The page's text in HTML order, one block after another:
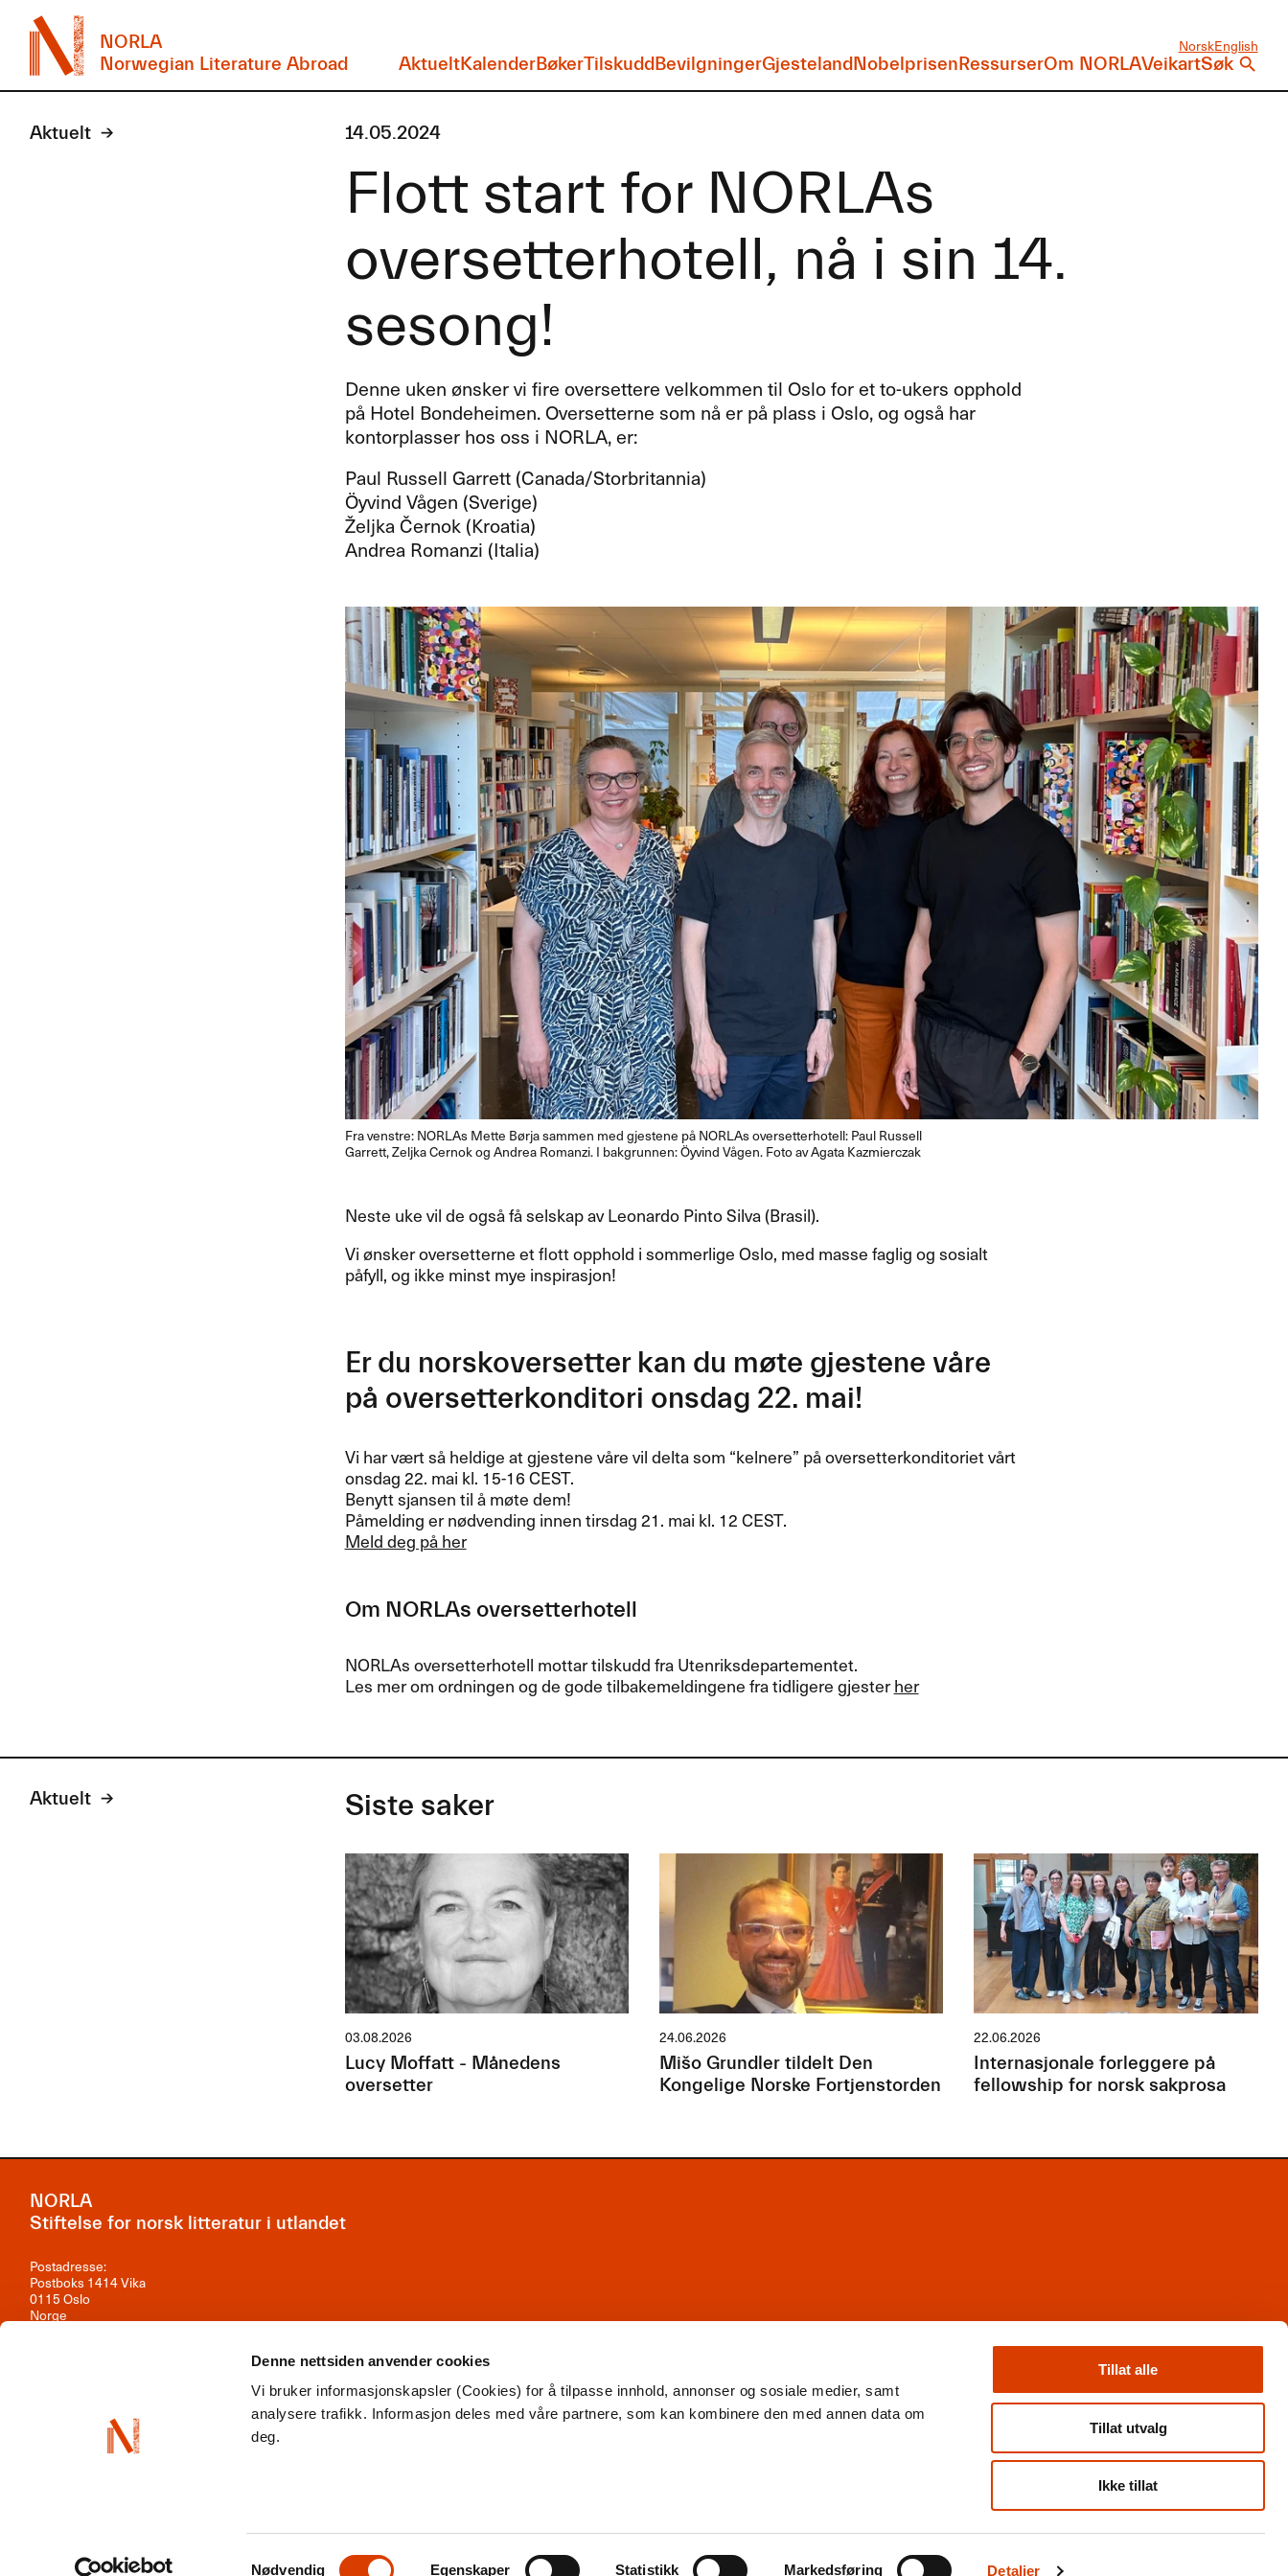
Denne nettsiden anvender cookies
Vi bruker informasjonskapsler (Cookies) for å tilpasse innhold, annonser og sosiale medier, samt
analysere trafikk. Informasjon deles med våre partnere, som kan kombinere den med annen data om
deg.
Samtykkevalg
Nødvendig Egenskaper Statistikk Markedsføring Detaljer
Tillat alle
Tillat utvalg
Ikke tillat
NORLA
Norwegian Literature Abroad
NorskEnglish
AktueltKalenderBøkerTilskuddBevilgningerGjestelandNobelprisenRessurserOm NORLAVeikartSøk
Aktuelt 14.05.2024
Flott start for NORLAs
oversetterhotell, nå i sin 14.
sesong!
Denne uken ønsker vi fire oversettere velkommen til Oslo for et to-ukers opphold
på Hotel Bondeheimen. Oversetterne som nå er på plass i Oslo, og også har
kontorplasser hos oss i NORLA, er:
Paul Russell Garrett (Canada/Storbritannia)
Öyvind Vågen (Sverige)
Željka Černok (Kroatia)
Andrea Romanzi (Italia)
Fra venstre: NORLAs Mette Børja sammen med gjestene på NORLAs oversetterhotell: Paul Russell
Garrett, Zeljka Cernok og Andrea Romanzi. I bakgrunnen: Öyvind Vågen. Foto av Agata Kazmierczak
Neste uke vil de også få selskap av Leonardo Pinto Silva (Brasil).
Vi ønsker oversetterne et flott opphold i sommerlige Oslo, med masse faglig og sosialt
påfyll, og ikke minst mye inspirasjon!
Er du norskoversetter kan du møte gjestene våre
på oversetterkonditori onsdag 22. mai!
Vi har vært så heldige at gjestene våre vil delta som “kelnere” på oversetterkonditoriet vårt
onsdag 22. mai kl. 15-16CEST.
Benytt sjansen til å møte dem!
Påmelding er nødvending innen tirsdag 21. mai kl. 12CEST.
Meld deg på her
Om NORLAs oversetterhotell
NORLAs oversetterhotell mottar tilskudd fra Utenriksdepartementet.
Les mer om ordningen og de gode tilbakemeldingene fra tidligere gjesterher
Aktuelt Siste saker
03.08.2026
Lucy Moffatt - Månedens
oversetter
24.06.2026
Mišo Grundler tildelt Den
Kongelige Norske Fortjenstorden
22.06.2026
Internasjonale forleggere på
fellowship for norsk sakprosa
NORLA
Stiftelse for norsk litteratur i utlandet
Postadresse:
Postboks 1414 Vika
0115 Oslo
Norge
Org.nr: 981 242 297
Nyhetsbrev
Books from Norway